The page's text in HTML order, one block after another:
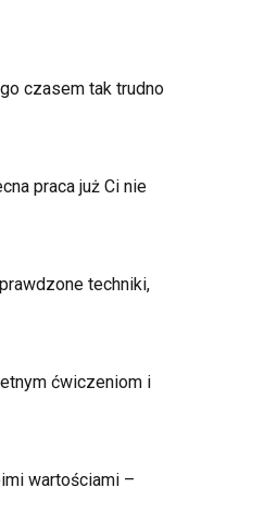
czasem tak trudno
praca już Ci nie
techniki,
ćwiczeniom i
wartościami –